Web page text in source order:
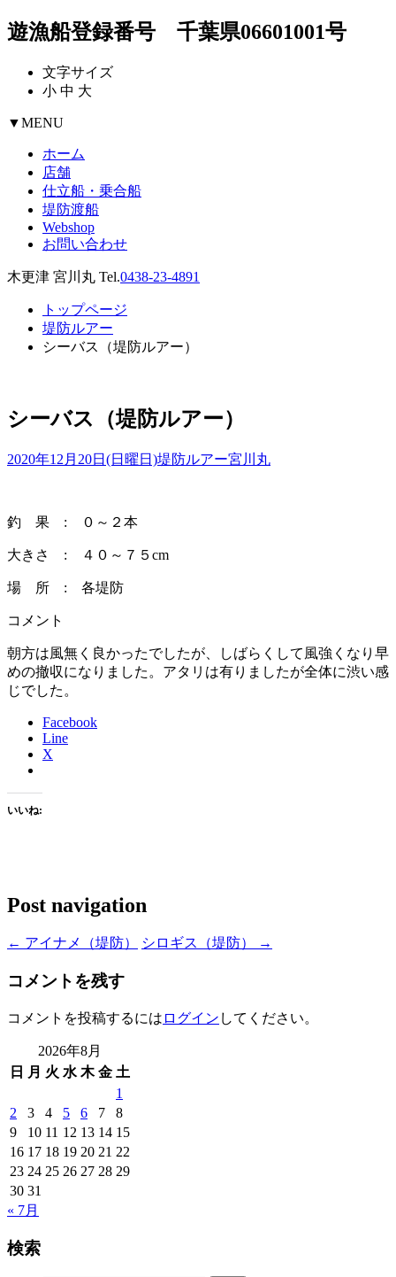
遊漁船登録番号 千葉県06601001号
文字サイズ
小 中 大
▼MENU
ホーム
店舗
仕立船・乗合船
堤防渡船
Webshop
お問い合わせ
木更津 宮川丸 Tel.0438-23-4891
トップページ
堤防ルアー
シーバス（堤防ルアー）
シーバス（堤防ルアー）
2020年12月20日(日曜日)堤防ルアー宮川丸
釣 果 : ０～２本
大きさ : ４０～７５cm
場 所 : 各堤防
コメント
朝方は風無く良かったでしたが、しばらくして風強くなり早
めの撤収になりました。アタリは有りましたが全体に渋い感
じでした。
Facebook
Line
X
いいね:
Post navigation
← アイナメ（堤防） シロギス（堤防） →
コメントを残す
コメントを投稿するには ログイン してください。
2026年8月
日
月 火 水 木 金 土
1
2
3 4 5 6 7
8
9
10 11 12 13 14 15
16 17 18 19 20 21 22
23 24 25 26 27 28 29
30 31
« 7月
検索